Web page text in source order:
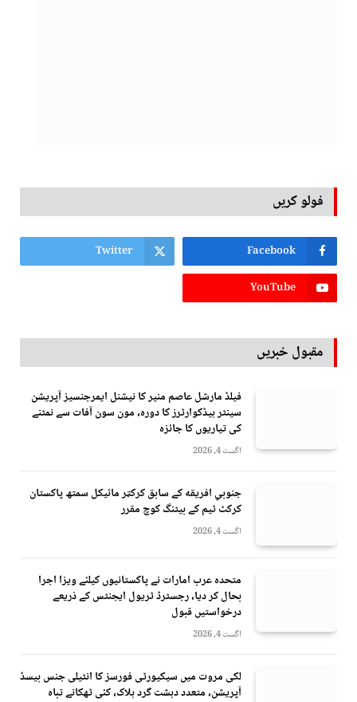
فولو کریں
Facebook
Twitter
YouTube
مقبول خبریں
فیلڈ مارشل عاصم منیر کا نیشنل ایمرجنسیز آپریشن
سینٹر ہیڈکوارٹرز کا دورہ، مون سون آفات سے نمٹنے
کی تیاریوں کا جائزہ
اگست 4, 2026
جنوبي افريقه کے سابق کرکټر مائیکل سمتھ پاکستان
کرکٹ ٹیم کے بیٹنگ کوچ مقرر
اگست 4, 2026
متحدہ عرب امارات نے پاکستانیوں کیلئے ویزا اجرا
بحال کر دیا، رجسٹرڈ ٹریول ایجنٹس کے ذریعے
درخواستیں قبول
اگست 4, 2026
لکی مروت میں سیکیورٹی فورسز کا انٹیلی جنس بیسڈ
آپریشن، متعدد دہشت گرد ہلاک، کئی ٹھکانے تباہ